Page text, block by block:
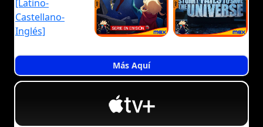
Más Aquí